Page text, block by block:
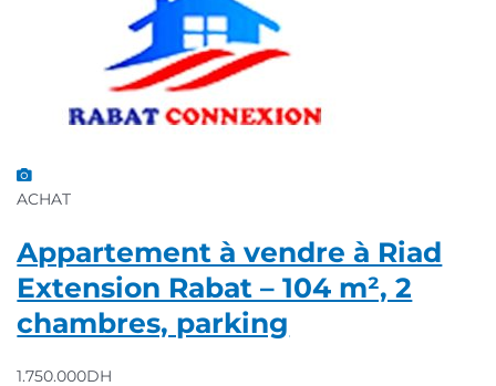
ACHAT
Appartement à vendre à Riad
Extension Rabat – 104 m², 2
chambres, parking
1.750.000DH